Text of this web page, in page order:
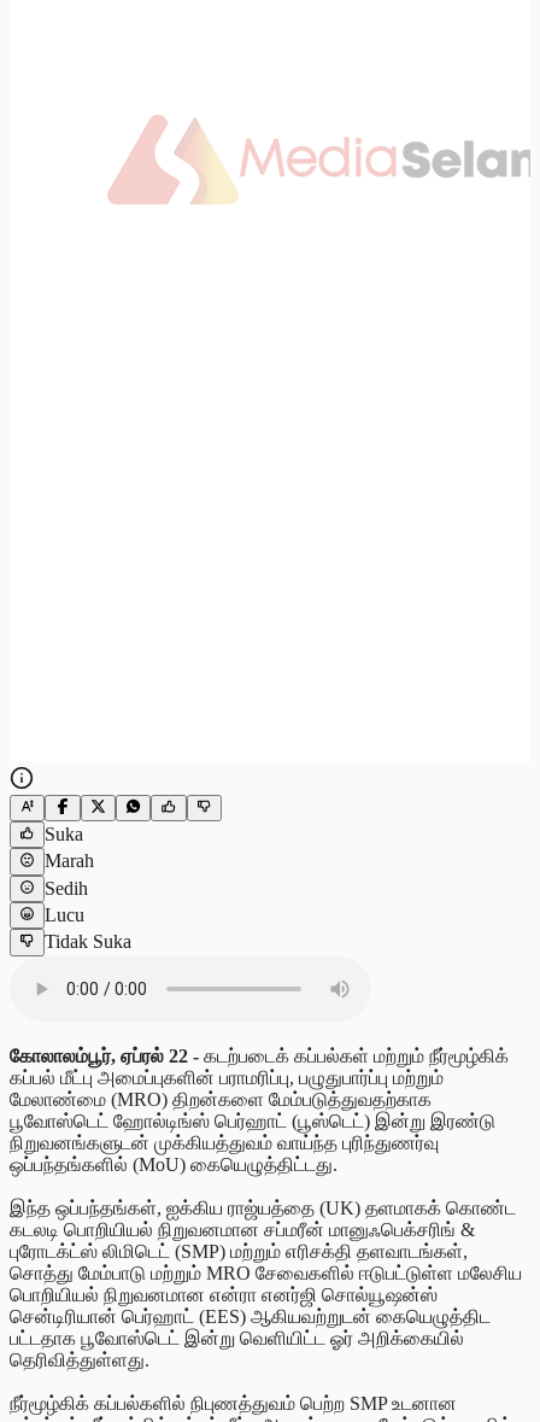
Suka
Marah
Sedih
Lucu
Tidak Suka
கோலாலம்பூர், ஏப்ரல் 22 - கடற்படைக் கப்பல்கள் மற்றும் நீர்மூழ்கிக்
கப்பல் மீட்பு அமைப்புகளின் பராமரிப்பு, பழுதுபார்ப்பு மற்றும்
மேலாண்மை (MRO) திறன்களை மேம்படுத்துவதற்காக
பூவோஸ்டெட் ஹோல்டிங்ஸ் பெர்ஹாட் (பூஸ்டெட்) இன்று இரண்டு
நிறுவனங்களுடன் முக்கியத்துவம் வாய்ந்த புரிந்துணர்வு
ஒப்பந்தங்களில் (MoU) கையெழுத்திட்டது.
இந்த ஒப்பந்தங்கள், ஐக்கிய ராஜ்யத்தை (UK) தளமாகக் கொண்ட
கடலடி பொறியியல் நிறுவனமான சப்மரீன் மானுஃபெக்சரிங் &
புரோடக்ட்ஸ் லிமிடெட் (SMP) மற்றும் எரிசக்தி தளவாடங்கள்,
சொத்து மேம்பாடு மற்றும் MRO சேவைகளில் ஈடுபட்டுள்ள மலேசிய
பொறியியல் நிறுவனமான என்ரா எனர்ஜி சொல்யூஷன்ஸ்
சென்டிரியான் பெர்ஹாட் (EES) ஆகியவற்றுடன் கையெழுத்திட
பட்டதாக பூவோஸ்டெட் இன்று வெளியிட்ட ஓர் அறிக்கையில்
தெரிவித்துள்ளது.
நீர்மூழ்கிக் கப்பல்களில் நிபுணத்துவம் பெற்ற SMP உடனான